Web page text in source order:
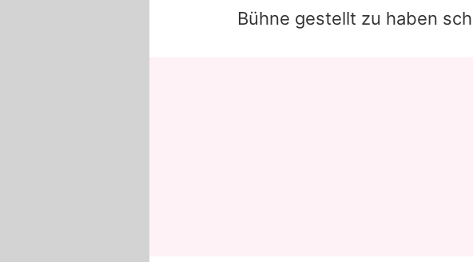
Bühne gestellt zu haben